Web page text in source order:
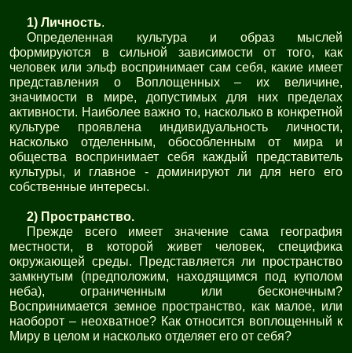
1) Личность.
Определенная культура и образ мыслей
формируются в сильной зависимости от того, как
человек или эльф воспринимает сам себя, какие имеет
представления о Воплощенных – их величине,
значимости в мире, допустимых для них пределах
активности. Наиболее важно то, насколько в конкретной
культуре проявлена индивидуальность личности,
насколько отделенным, обособленным от мира и
общества воспринимает себя каждый представитель
культуры, и главное - доминируют ли для него его
собственные интересы.
2) Пространство.
Прежде всего имеет значение сама география
местности, в которой живет человек, специфика
окружающей среды. Представляется ли пространство
замкнутым (предположим, находящимся под куполом
неба), ограниченным или бесконечным?
Воспринимается земное пространство, как малое, или
наоборот – неохватное? Как относится воплощенный к
Миру в целом и насколько отделяет его от себя?